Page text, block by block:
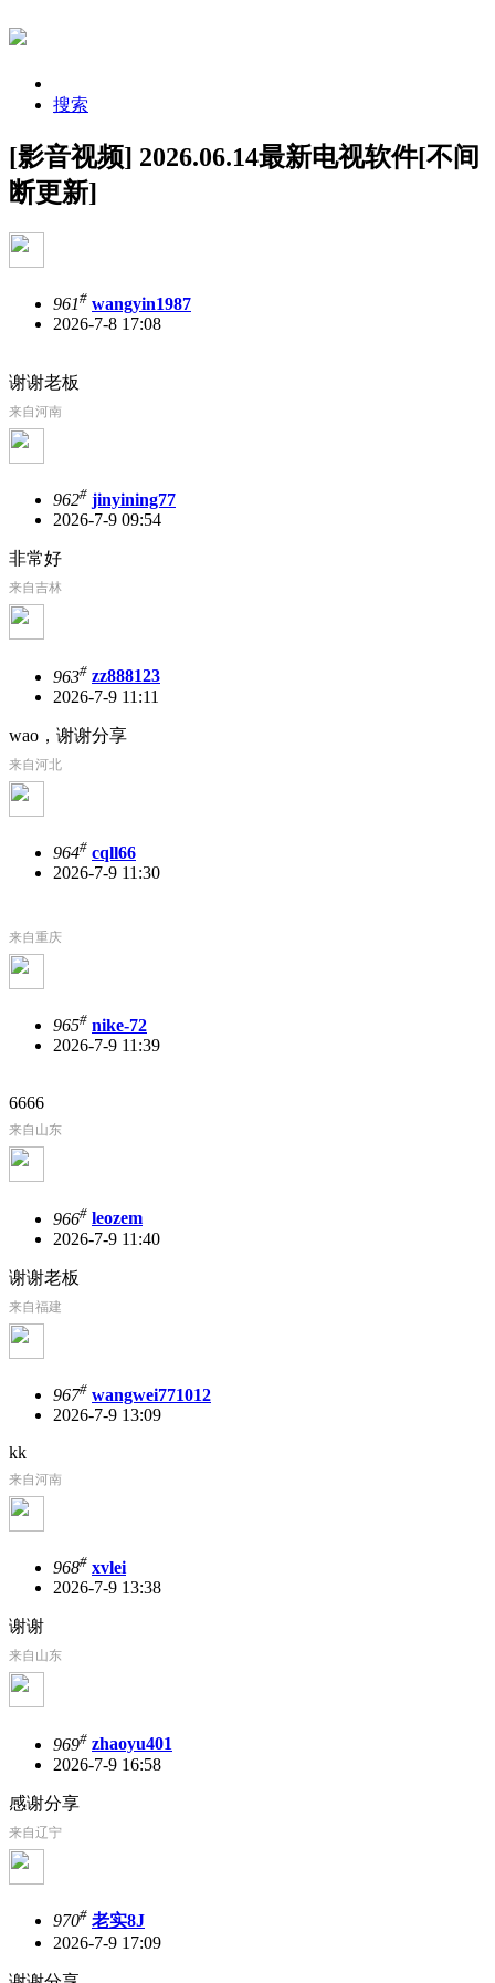
搜索
[影音视频] 2026.06.14最新电视软件[不间
断更新]
961# wangyin1987
2026-7-8 17:08
谢谢老板
来自河南
962# jinyining77
2026-7-9 09:54
非常好
来自吉林
963# zz888123
2026-7-9 11:11
wao，谢谢分享
来自河北
964# cqll66
2026-7-9 11:30
来自重庆
965# nike-72
2026-7-9 11:39
6666
来自山东
966# leozem
2026-7-9 11:40
谢谢老板
来自福建
967# wangwei771012
2026-7-9 13:09
kk
来自河南
968# xvlei
2026-7-9 13:38
谢谢
来自山东
969# zhaoyu401
2026-7-9 16:58
感谢分享
来自辽宁
970# 老实8J
2026-7-9 17:09